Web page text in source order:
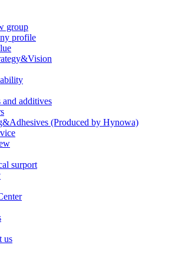
group
profile
and additives
(Produced by Hynowa)
surport
us